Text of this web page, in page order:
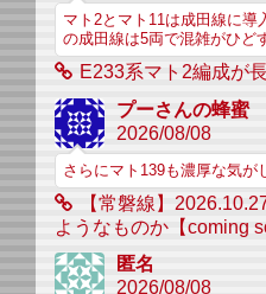
マト2とマト11は成田線に導
の成田線は5両で混雑がひど
E233系マト2編成が
プーさんの蜂蜜
2026/08/08
さらにマト139も濃厚な気が
【常磐線】
ようなものか【coming
匿名
2026/08/08